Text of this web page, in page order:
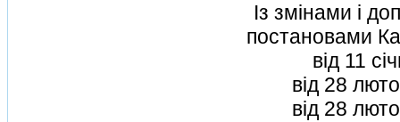
Iз змiнами i
постановами
вiд 11
вiд 28
вiд 28